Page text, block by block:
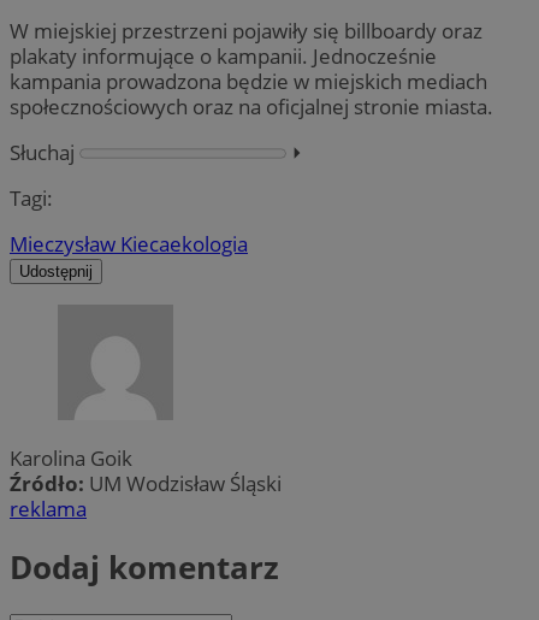
W miejskiej przestrzeni pojawiły się billboardy oraz
plakaty informujące o kampanii. Jednocześnie
kampania prowadzona będzie w miejskich mediach
społecznościowych oraz na oficjalnej stronie miasta.
Słuchaj
⏵︎
Tagi:
Mieczysław Kiecaekologia
Udostępnij
Karolina Goik
Źródło: UM Wodzisław Śląski
reklama
Dodaj komentarz